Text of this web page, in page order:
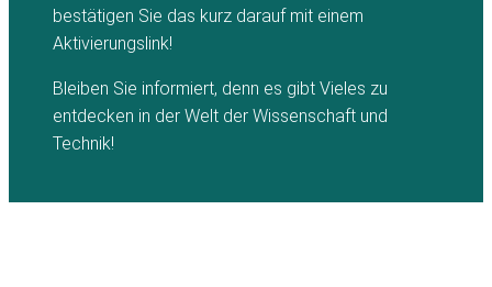
bestätigen Sie das kurz darauf mit einem
Aktivierungslink!
Bleiben Sie informiert, denn es gibt Vieles zu
entdecken in der Welt der Wissenschaft und
Technik!